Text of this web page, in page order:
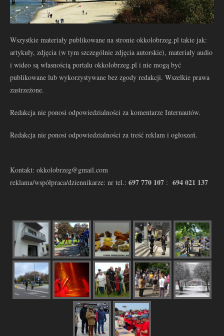
Wszystkie materiały publikowane na stronie okkolobrzeg.pl takie jak:
artykuły, zdjęcia (w tym szczególnie zdjęcia autorskie), materiały audio
i wideo są własnością portalu okkolobrzeg.pl i nie mogą być
publikowane lub wykorzystywane bez zgody redakcji. Wszelkie prawa
zastrzeżone.
Redakcja nie ponosi odpowiedzialności za komentarze Internautów.
Redakcja nie ponosi odpowiedzialności za treść reklam i ogłoszeń.
Kontakt: okkolobrzeg@gmail.com
reklama/współpraca/dziennikarze: nr tel.: 697 770 107 : 694 021 137